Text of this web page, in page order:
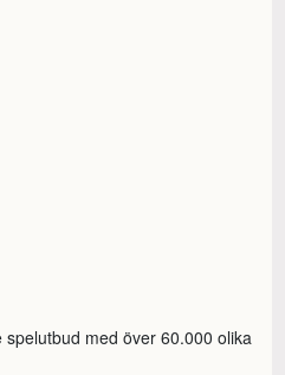
med över 60.000 olika